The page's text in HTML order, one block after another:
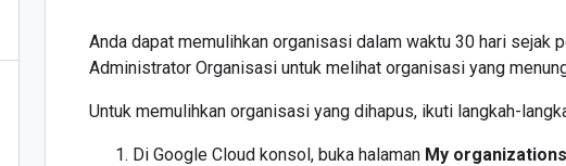
Anda dapat memulihkan organisasi dalam waktu 30 hari sejak
Administrator Organisasi untuk melihat organisasi yang
Untuk memulihkan organisasi yang dihapus, ikuti langkah-
Di Google Cloud konsol, buka halaman My organizations